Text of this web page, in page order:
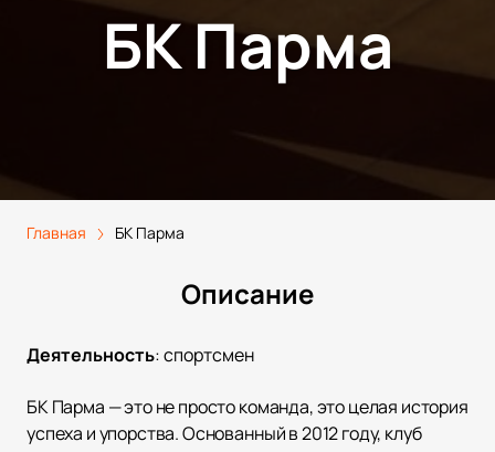
БК Парма
Главная БК Парма
Описание
Деятельность:спортсмен
БК Парма — это не просто команда, это целая история
успеха и упорства. Основанный в 2012 году, клуб